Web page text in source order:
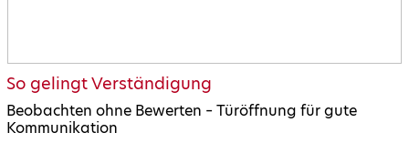
So gelingt Verständigung
Beobachten ohne Bewerten – Türöffnung für gute
Kommunikation